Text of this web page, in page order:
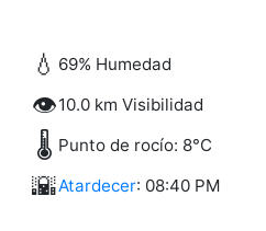
💧 69% Humedad
👁️10.0 km Visibilidad
🌡️ Punto de rocío: 8°C
🌇Atardecer: 08:40 PM